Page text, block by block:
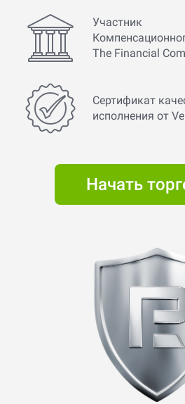
Участник
The Financial
Сертификат
исполнения от
Начать